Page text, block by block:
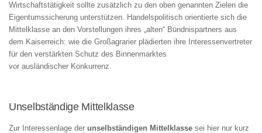
Wirtschaftstätigkeit sollte zusätzlich zu den oben genannten Zielen die
Eigentumssicherung unterstützen. Handelspolitisch orientierte sich die
Mittelklasse an den Vorstellungen ihres „alten“ Bündnispartners aus
dem Kaiserreich: wie die Großagrarier plädierten ihre Interessenvertreter
für den verstärkten Schutz des Binnenmarktes
vor ausländischer Konkurrenz.
Unselbständige Mittelklasse
Zur Interessenlage der unselbständigen Mittelklasse sei hier nur kurz